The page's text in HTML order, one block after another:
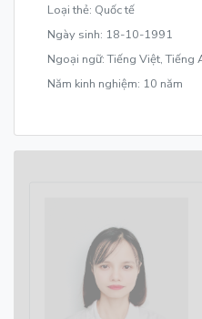
Loại thẻ: Quốc tế
Ngày sinh: 18-10-1991
Ngoại ngữ: Tiếng Việt, Tiếng
Năm kinh nghiệm: 10 năm